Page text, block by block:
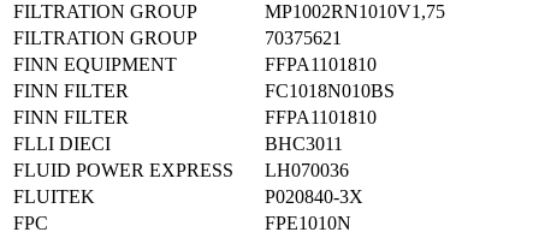
FILTRATION GROUP
MP1002RN1010V1,75
FILTRATION GROUP
70375621
FINN EQUIPMENT
FFPA1101810
FINN FILTER
FC1018N010BS
FINN FILTER
FFPA1101810
FLLI DIECI
BHC3011
FLUID POWER EXPRESS
LH070036
FLUITEK
P020840-3X
FPC
FPE1010N